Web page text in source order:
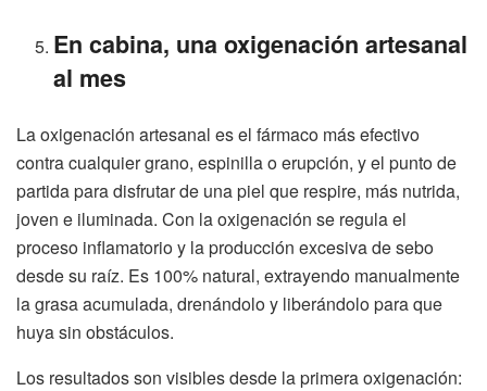
En cabina, una oxigenación artesanal
al mes
La oxigenación artesanal es el fármaco más efectivo
contra cualquier grano, espinilla o erupción, y el punto de
partida para disfrutar de una piel que respire, más nutrida,
joven e iluminada. Con la oxigenación se regula el
proceso inflamatorio y la producción excesiva de sebo
desde su raíz. Es 100% natural, extrayendo manualmente
la grasa acumulada, drenándolo y liberándolo para que
huya sin obstáculos.
Los resultados son visibles desde la primera oxigenación: